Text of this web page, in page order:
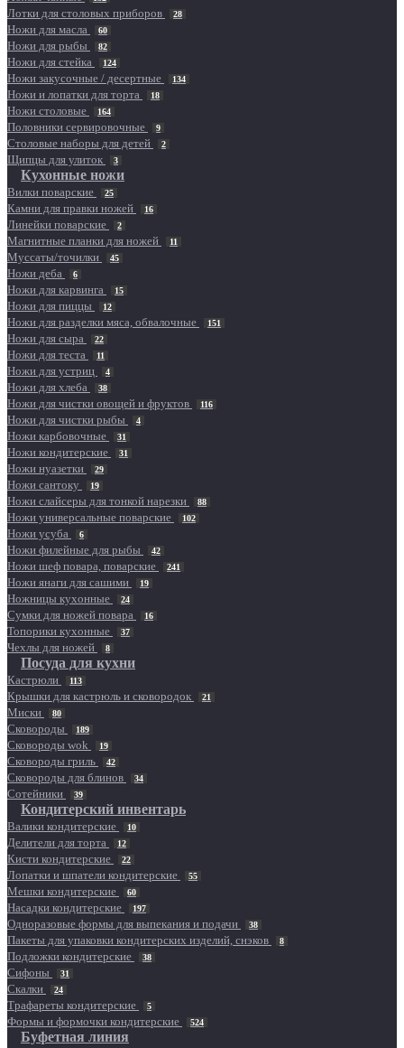
Лотки для столовых приборов 28
Ножи для масла 60
Ножи для рыбы 82
Ножи для стейка 124
Ножи закусочные / десертные 134
Ножи и лопатки для торта 18
Ножи столовые 164
Половники сервировочные 9
Столовые наборы для детей 2
Щипцы для улиток 3
Кухонные ножи
Вилки поварские 25
Камни для правки ножей 16
Линейки поварские 2
Магнитные планки для ножей 11
Муссаты/точилки 45
Ножи деба 6
Ножи для карвинга 15
Ножи для пиццы 12
Ножи для разделки мяса, обвалочные 151
Ножи для сыра 22
Ножи для теста 11
Ножи для устриц 4
Ножи для хлеба 38
Ножи для чистки овощей и фруктов 116
Ножи для чистки рыбы 4
Ножи карбовочные 31
Ножи кондитерские 31
Ножи нуазетки 29
Ножи сантоку 19
Ножи слайсеры для тонкой нарезки 88
Ножи универсальные поварские 102
Ножи усуба 6
Ножи филейные для рыбы 42
Ножи шеф повара, поварские 241
Ножи янаги для сашими 19
Ножницы кухонные 24
Сумки для ножей повара 16
Топорики кухонные 37
Чехлы для ножей 8
Посуда для кухни
Кастрюли 113
Крышки для кастрюль и сковородок 21
Миски 80
Сковороды 189
Сковороды wok 19
Сковороды гриль 42
Сковороды для блинов 34
Сотейники 39
Кондитерский инвентарь
Валики кондитерские 10
Делители для торта 12
Кисти кондитерские 22
Лопатки и шпатели кондитерские 55
Мешки кондитерские 60
Насадки кондитерские 197
Одноразовые формы для выпекания и подачи 38
Пакеты для упаковки кондитерских изделий, снэков 8
Подложки кондитерские 38
Сифоны 31
Скалки 24
Трафареты кондитерские 5
Формы и формочки кондитерские 524
Буфетная линия